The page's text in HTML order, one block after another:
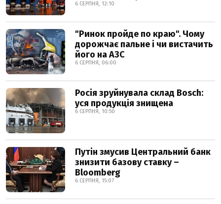
6 СЕРПНЯ, 12:10
"Ринок пройде по краю". Чому
дорожчає пальне і чи вистачить
його на АЗС
6 СЕРПНЯ, 06:00
Росія зруйнувала склад Bosch:
уся продукція знищена
6 СЕРПНЯ, 10:50
Путін змусив Центральний банк
знизити базову ставку –
Bloomberg
6 СЕРПНЯ, 15:07